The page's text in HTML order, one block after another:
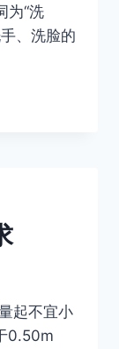
为“洗
、洗脸的
起不宜小
0.50m